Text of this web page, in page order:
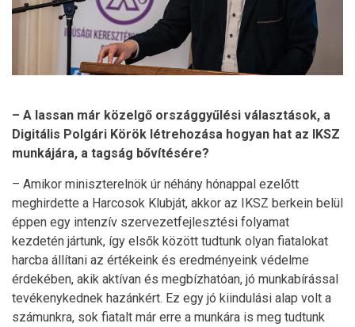
– A lassan már közelgő országgyűlési választások, a
Digitális Polgári Körök létrehozása hogyan hat az IKSZ
munkájára, a tagság bővítésére?
– Amikor miniszterelnök úr néhány hónappal ezelőtt
meghirdette a Harcosok Klubját, akkor az IKSZ berkein belül
éppen egy intenzív szervezetfejlesztési folyamat
kezdetén jártunk, így elsők között tudtunk olyan fiatalokat
harcba állítani az értékeink és eredményeink védelme
érdekében, akik aktívan és megbízhatóan, jó munkabírással
tevékenykednek hazánkért. Ez egy jó kiindulási alap volt a
számunkra, sok fiatalt már erre a munkára is meg tudtunk